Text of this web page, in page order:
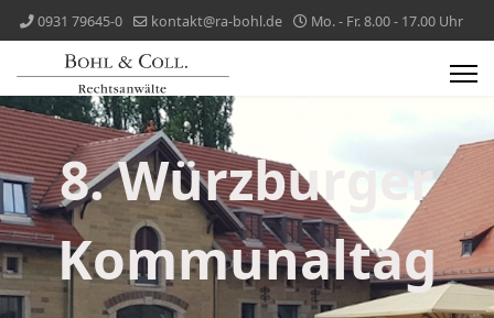
0931 79645-0 kontakt@ra-bohl.de Mo. - Fr. 8.00 - 17.00 Uhr
8. Würzburger
Kommunaltag